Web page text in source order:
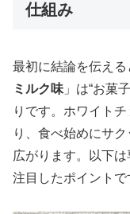
仕組み
最初に結論を伝える
ミルク味 」は“お菓
りです。ホワイト
り、食べ始めにサ
広がります。以下
注目したポイントで